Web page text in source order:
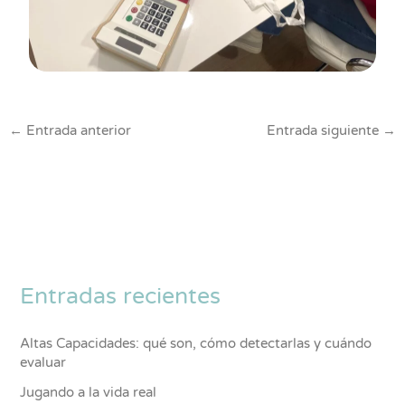
← Entrada anterior Entrada siguiente →
Entradas recientes
Altas Capacidades: qué son, cómo detectarlas y cuándo
evaluar
Jugando a la vida real